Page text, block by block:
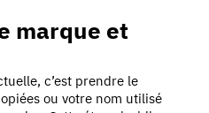
marque et
c’est prendre le
ou votre nom utilisé